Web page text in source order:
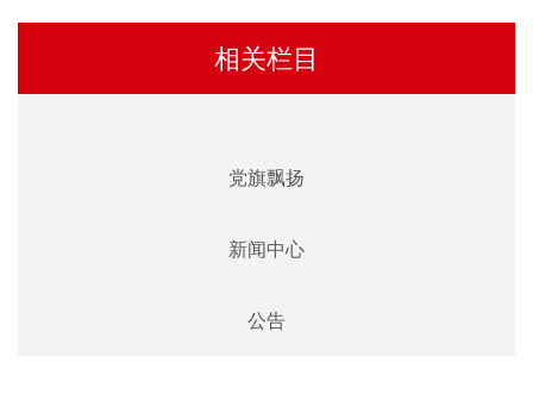
相关栏目
党旗飘扬
新闻中心
公告